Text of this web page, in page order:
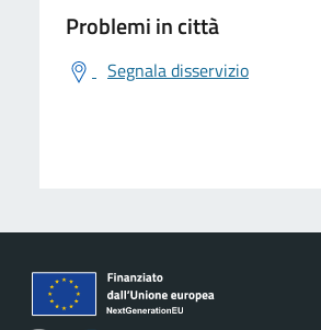
Problemi in città
Segnala disservizio
logo Unione Europea